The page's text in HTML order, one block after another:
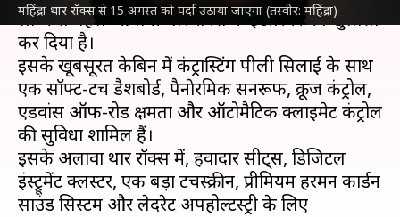
महिंद्रा थार रॉक्स से 15 अगस्त को पर्दा उठाया जाएगा (तस्वीर: महिंद्रा)
लॉन्च से पहले आगामी थार रॉक्स के इंटीरियर का खुलासा
कर दिया है।
इसके खूबसूरत केबिन में कंट्रास्टिंग पीली सिलाई के साथ
एक सॉफ्ट-टच डैशबोर्ड, पैनाेरमिक सनरूफ, क्रूज कंट्रोल,
एडवांस ऑफ-रोड क्षमता और ऑटोमैटिक क्लाइमेट कंट्रोल
की सुविधा शामिल हैं।
इसके अलावा थार रॉक्स में, हवादार सीट्स, डिजिटल
इंस्ट्रूमेंट क्लस्टर, एक बड़ा टचस्क्रीन, प्रीमियम हरमन कार्डन
साउंड सिस्टम और लेदरेट अपहोल्टस्ट्री के लिए